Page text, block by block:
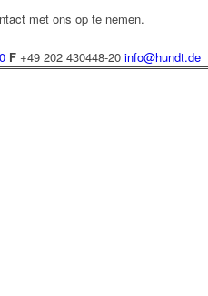
met ons op te nemen.
F +49 202 430448-20 info@hundt.de